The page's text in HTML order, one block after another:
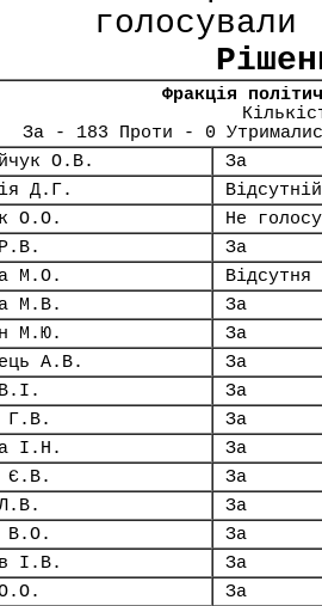
Фракція
За - 183 Проти - 0
О.В.
За
Д.Г.
Відсутній
О.О.
Не
За
М.О.
Відсутня
М.В.
За
М.Ю.
За
А.В.
За
За
Г.В.
За
І.Н.
За
Є.В.
За
За
В.О.
За
І.В.
За
За